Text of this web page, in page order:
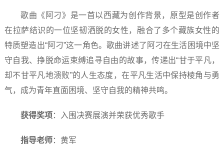
歌曲《阿刁》是一首以西藏为创作背景，原型是创作者
在拉萨结识的一位坚韧洒脱的女性，融合了多个藏族女性的
特质塑造出“阿刁”这一角色。歌曲讲述了阿刁在生活困境中坚
守自我、挣脱命运束缚追寻自由的故事，传递出“甘于平凡，
却不甘平凡地溃败”的人生态度，在平凡生活中保持棱角与勇
气，成为青年直面困境、坚守自我的精神共鸣。
获得奖项 ：入围决赛展演并荣获优秀歌手
指导老师：黄军